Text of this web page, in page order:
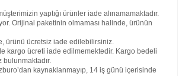
yaptığı ürünler iade alınamamaktadır.
Orijinal paketinin olmaması halinde, ürünün
ürünü ücretsiz iade edilebilirsiniz.
kargo ücreti iade edilmemektedir. Kargo bedeli
bulunmaktadır.
kaynaklanmayıp, 14 iş günü içerisinde